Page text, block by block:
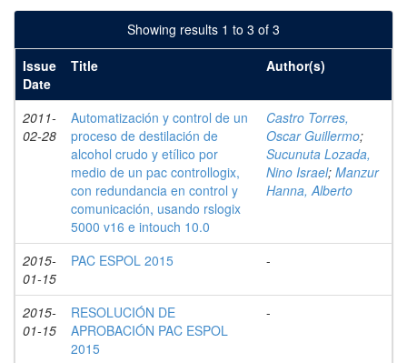
Showing results 1 to 3 of 3
Issue
Date
Title Author(s)
2011-
02-28
Automatización y control de un
proceso de destilación de
alcohol crudo y etílico por
medio de un pac controllogix,
con redundancia en control y
comunicación, usando rslogix
5000 v16 e intouch 10.0
Castro Torres,
Oscar Guillermo;
Sucunuta Lozada,
Nino Israel; Manzur
Hanna, Alberto
2015-
01-15
PAC ESPOL 2015 -
2015-
01-15
RESOLUCIÓN DE
APROBACIÓN PAC ESPOL
2015
-